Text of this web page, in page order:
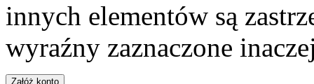
innych elementów są
wyraźny zaznaczone